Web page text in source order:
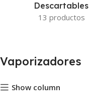
Descartables
13 productos
Vaporizadores
Show column